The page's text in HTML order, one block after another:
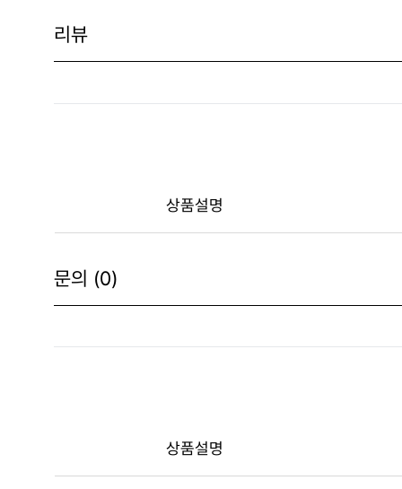
리뷰
상품설명
문의 (0)
상품설명